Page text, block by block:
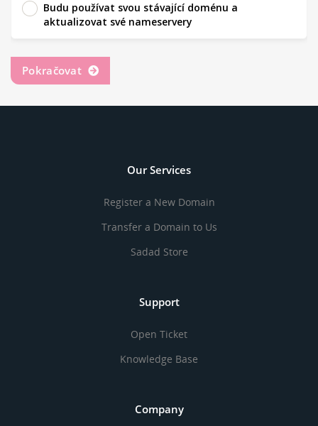
Budu používat svou stávající doménu a
aktualizovat své nameservery
Our Services
Register a New Domain
Transfer a Domain to Us
Sadad Store
Support
Open Ticket
Knowledge Base
Company